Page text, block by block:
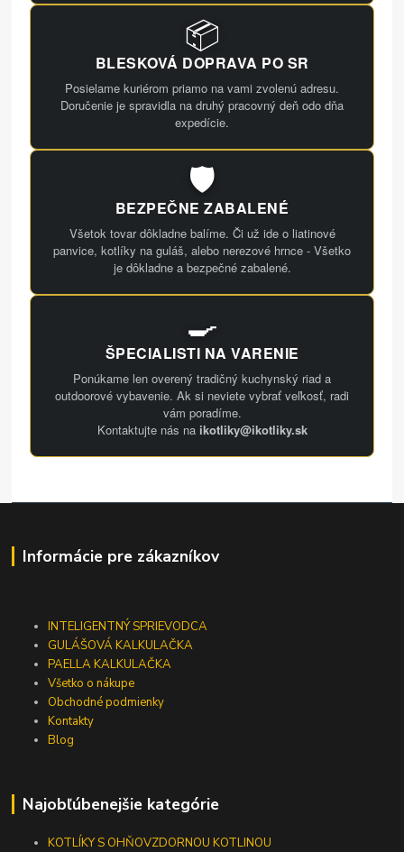
📦
BLESKOVÁ DOPRAVA PO SR
Posielame kuriérom priamo na vami zvolenú adresu.
Doručenie je spravidla na druhý pracovný deň odo dňa
expedície.
🛡️
BEZPEČNE ZABALENÉ
Všetok tovar dôkladne balíme. Či už ide o liatinové
panvice, kotlíky na guláš, alebo nerezové hrnce - Všetko
je dôkladne a bezpečné zabalené.
🍳
ŠPECIALISTI NA VARENIE
Ponúkame len overený tradičný kuchynský riad a
outdoorové vybavenie. Ak si neviete vybrať veľkosť, radi
vám poradíme.
Kontaktujte nás na ikotliky@ikotliky.sk
Informácie pre zákazníkov
INTELIGENTNÝ SPRIEVODCA
GULÁŠOVÁ KALKULAČKA
PAELLA KALKULAČKA
Všetko o nákupe
Obchodné podmienky
Kontakty
Blog
Najobľúbenejšie kategórie
KOTLÍKY S OHŇOVZDORNOU KOTLINOU